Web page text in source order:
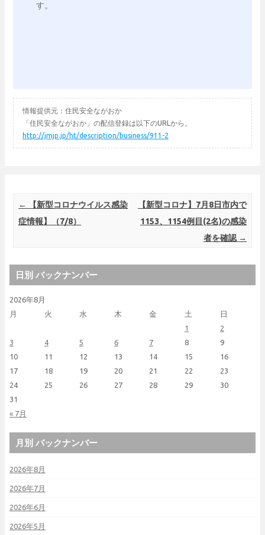
す。
情報提供元：住民安全ながおか
「住民安全ながおか」の配信登録は以下のURLから。
http://jmjp.jp/ht/description/business/911-2
Post navigation
←
【新型コロナウイルス感染
症情報】（7/8）
【新型コロナ】7月8日市内で
1153、1154例目(2名)の感染
者を確認 →
日別 バックナンバー
2026年8月
月
火 水 木 金 土 日
« 7月
1
2
3
4 5 6 7 8
9
10
11 12 13 14 15
16
17
18 19 20 21 22
23
24
25 26 27 28 29
30
31
月別 バックナンバー
2026年8月
2026年7月
2026年6月
2026年5月